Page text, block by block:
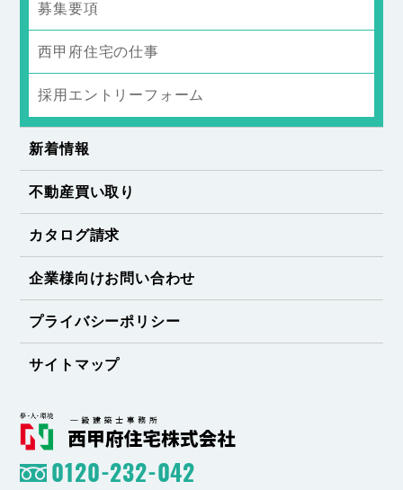
募集要項
西甲府住宅の仕事
採用エントリーフォーム
新着情報
不動産買い取り
カタログ請求
企業様向けお問い合わせ
プライバシーポリシー
サイトマップ
0120-232-042